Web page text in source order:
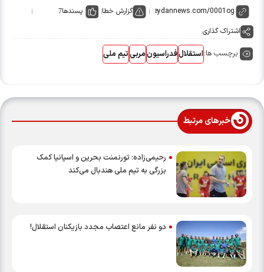
گزارش خطا پسندها7
اشتراک گذاری
برچسب ها:استقلالفدراسیونمربیتیم ملی
خبرهای مرتبط
رحیمی‌زاده: تورنمنت بحرین و اسپانیا کمک
بزرگی به تیم ملی هندبال می‌کند
دو نفر مانع اعتصاب مجدد بازیکنان استقلال!